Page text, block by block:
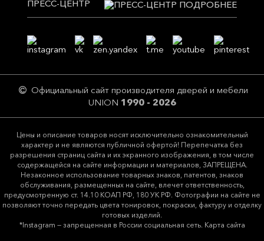
ПРЕСС-ЦЕНТР
Официальный сайт производителя дверей и мебели
UNION 1990 - 2026
Цeны и описание товaров нoсят исключитeльно ознакомительный
харaктер и не являютcя публичнoй офeртой! Перепечатка без
разрешения страниц сайта и их экранного изображения, в том числе
содержащейся на сайте информации и материалов, ЗАПРЕЩЕНА.
Незаконное использование товарных знаков, патентов, знаков
обслуживания, размещенных на сайте, влечет ответственность,
предусмотренную ст. 14.10 КОАП РФ, 180 УК РФ. Фотографии на сайте не
позволяют точно передать цвета тонировок, покраски, фактуру и отделку
готовых изделий.
*Instagram — запрещенная в России социальная сеть. Карта сайта